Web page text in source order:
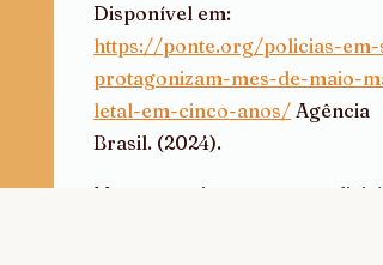
Disponível em:
https://ponte.org/policias-em-
protagonizam-mes-de-maio-
letal-em-cinco-anos/ Agência
Brasil. (2024).
Mortes por intervenção policial